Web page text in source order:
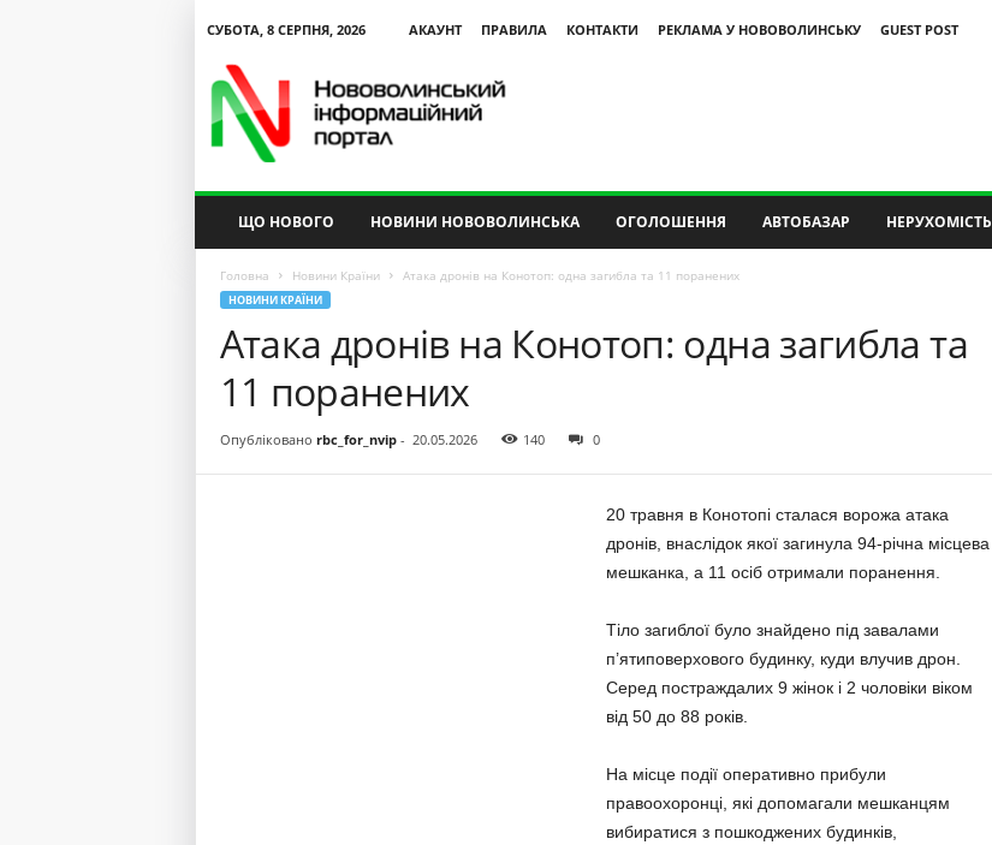
СУБОТА, 8 СЕРПНЯ, 2026 АКАУНТ ПРАВИЛА КОНТАКТИ РЕКЛАМА У НОВОВОЛИНСЬКУ
GUEST POST
ЩО НОВОГО НОВИНИ НОВОВОЛИНСЬКА ОГОЛОШЕННЯ АВТОБАЗАР НЕРУХОМІСТЬ
Головна Новини Країни Атака дронів на Конотоп: одна загибла та 11 поранених
НОВИНИ КРАЇНИ
Атака дронів на Конотоп: одна загибла та
11 поранених
Опубліковано rbc_for_nvip- 20.05.2026 140 0
20 травня в Конотопі сталася ворожа атака
дронів, внаслідок якої загинула 94-річна місцева
мешканка, а 11 осіб отримали поранення.
Тіло загиблої було знайдено під завалами
п’ятиповерхового будинку, куди влучив дрон.
Серед постраждалих 9 жінок і 2 чоловіки віком
від 50 до 88 років.
На місце події оперативно прибули
правоохоронці, які допомагали мешканцям
вибиратися з пошкоджених будинків,